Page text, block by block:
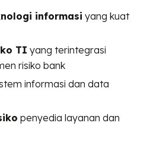
informasi yang kuat
TI yang terintegrasi
risiko bank
informasi dan data
penyedia layanan dan